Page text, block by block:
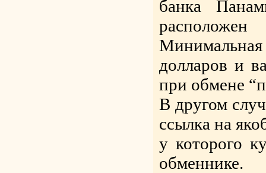
банка
долларов и
при обмене
В другом
ссылка на
у которого
обменнике.